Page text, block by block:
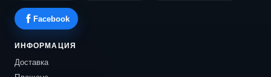
Facebook
ИНФОРМАЦИЯ
Доставка